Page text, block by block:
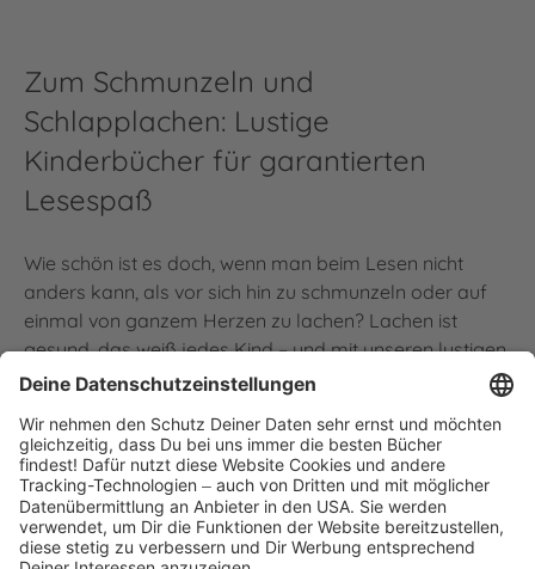
Zum Schmunzeln und
Schlapplachen: Lustige
Kinderbücher für garantierten
Lesespaß
Wie schön ist es doch, wenn man beim Lesen nicht
anders kann, als vor sich hin zu schmunzeln oder auf
einmal von ganzem Herzen zu lachen? Lachen ist
gesund, das weiß jedes Kind – und mit unseren lustigen
Kinderbüchern kinderleicht. Humorvolle Geschichten,
sorgen für jede Menge gute Laune und Spaß ohne
Ende.
In diesen lustigen Bücher für Kinder kannst Du hier
stöbern: